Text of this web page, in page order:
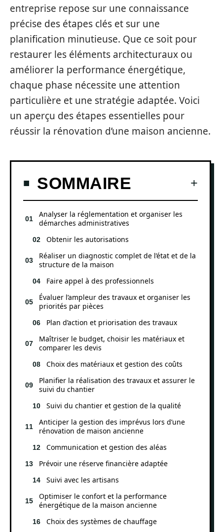
entreprise repose sur une connaissance
précise des étapes clés et sur une
planification minutieuse. Que ce soit pour
restaurer les éléments architecturaux ou
améliorer la performance énergétique,
chaque phase nécessite une attention
particulière et une stratégie adaptée. Voici
un aperçu des étapes essentielles pour
réussir la rénovation d’une maison ancienne.
SOMMAIRE
Analyser la réglementation et organiser les
démarches administratives
Obtenir les autorisations
Réaliser un diagnostic complet de l’état et de la
structure de la maison
Faire appel à des professionnels
Évaluer l’ampleur des travaux et organiser les
priorités par pièces
Plan d’action et priorisation des travaux
Maîtriser le budget, choisir les matériaux et
comparer les devis
Choix des matériaux et gestion des coûts
Planifier la réalisation des travaux et assurer le
suivi du chantier
Suivi du chantier et gestion de la qualité
Anticiper la gestion des imprévus lors d’une
rénovation de maison ancienne
Communication et gestion des aléas
Prévoir une réserve financière adaptée
Suivi avec les artisans
Optimiser le confort et la performance
énergétique de la maison ancienne
Choix des systèmes de chauffage